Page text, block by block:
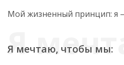
Мой жизненный принцип: я
Я мечтаю, чтобы мы: